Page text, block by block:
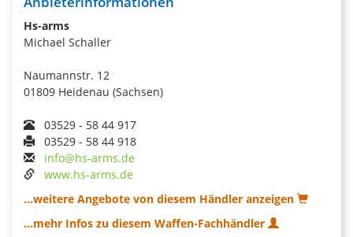
Hs-arms
Michael Schaller
Naumannstr. 12
01809 Heidenau (Sachsen)
03529 - 58 44 917
03529 - 58 44 918
info@hs-arms.de
www.hs-arms.de
...weitere Angebote von diesem Händler anzeigen
...mehr Infos zu diesem Waffen-Fachhändler